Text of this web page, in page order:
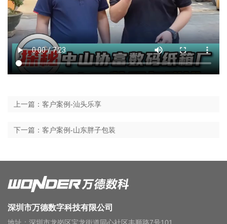
上一篇：客户案例-汕头乐享
下一篇：客户案例-山东胖子包装
深圳市万德数字科技有限公司